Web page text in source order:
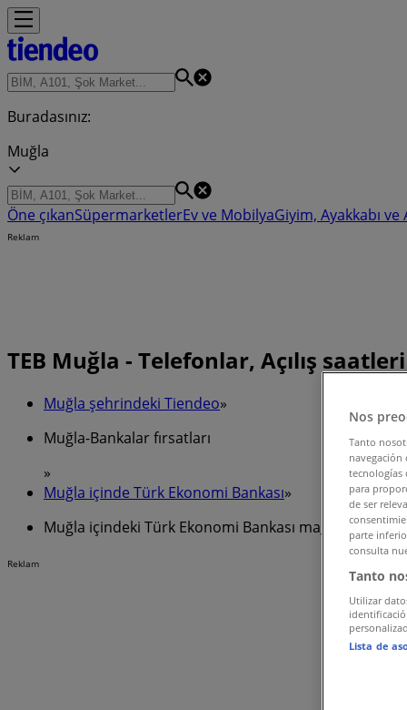
Buradasınız:
Muğla
Öne çıkanSüpermarketlerEv ve MobilyaGiyim, Ayakkabı
Reklam
TEB Muğla - Telefonlar, Açılış
Muğla şehrindeki Tiendeo»
Muğla-Bankalar fırsatları
»
Muğla içinde Türk Ekonomi Bankası»
Muğla içindeki Türk Ekonomi Bankası mağazaları
Reklam
Nos
Tanto
navegación
tecnologías
para
de ser
parte
consulta
Tanto
Utilizar
Lista de